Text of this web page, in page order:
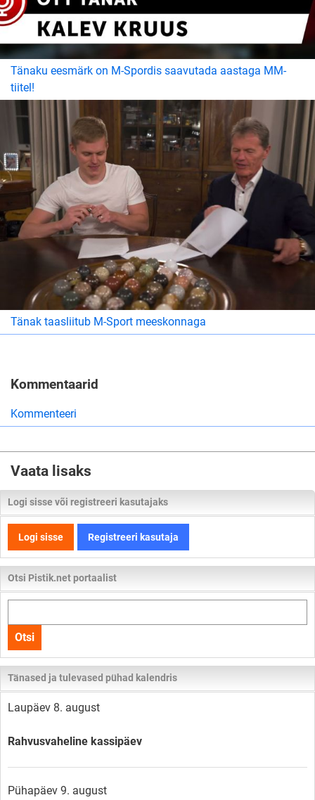
Tänaku eesmärk on M-Spordis saavutada aastaga MM-
tiitel!
Tänak taasliitub M-Sport meeskonnaga
Kommentaarid
Kommenteeri
Vaata lisaks
Logi sisse või registreeri kasutajaks
Logi sisse Registreeri kasutaja
Otsi Pistik.net portaalist
kogu
lehelt
Otsi
Tänased ja tulevased pühad kalendris
Laupäev 8. august
Rahvusvaheline kassipäev
Pühapäev 9. august